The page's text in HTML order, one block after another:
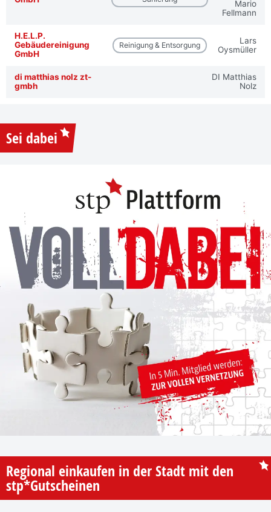
Mario
Fellmann
H.E.L.P.
Gebäudereinigung
GmbH
Reinigung & Entsorgung
Lars
Oysmüller
di matthias nolz zt-
gmbh
DI Matthias
Nolz
Sei dabei
Regional einkaufen in der Stadt mit den
stp*Gutscheinen